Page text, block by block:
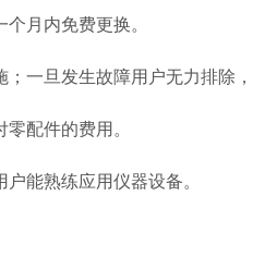
月内免费更换。
一旦发生故障用户无力排除
配件的费用。
能熟练应用仪器设备。